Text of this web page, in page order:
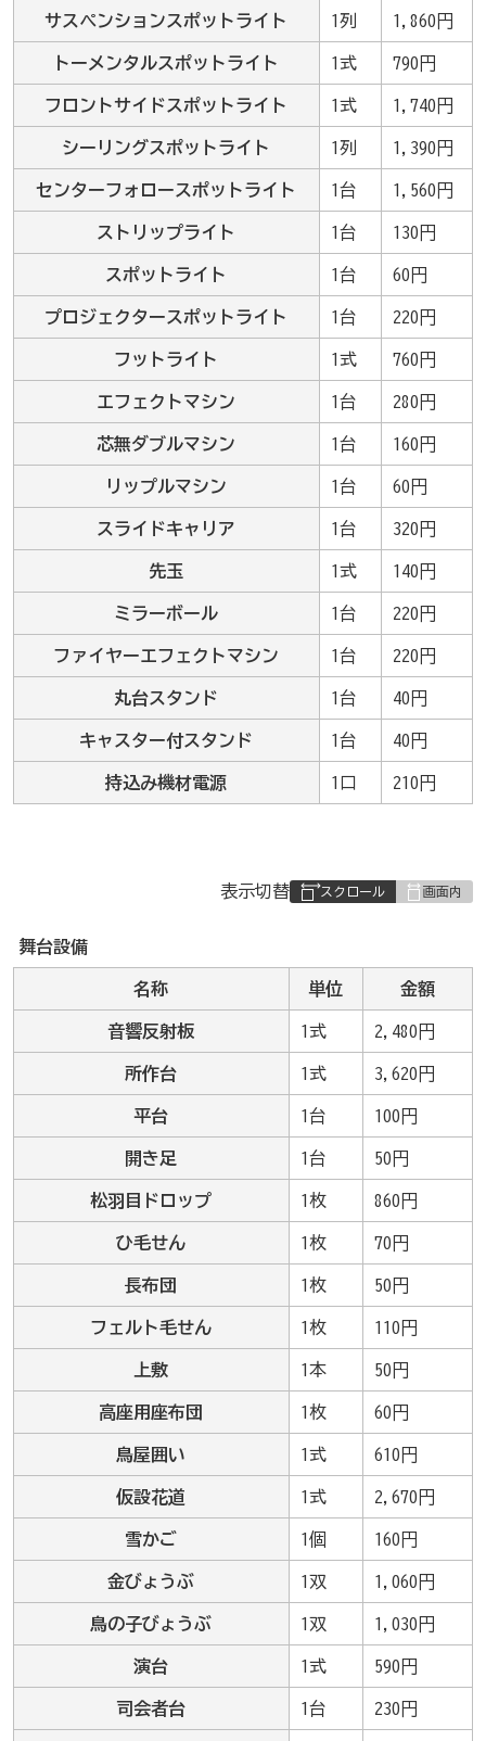
サスペンションスポットライト 1列 1,860円
トーメンタルスポットライト 1式 790円
フロントサイドスポットライト 1式 1,740円
シーリングスポットライト 1列 1,390円
センターフォロースポットライト 1台 1,560円
ストリップライト 1台 130円
スポットライト 1台 60円
プロジェクタースポットライト 1台 220円
フットライト 1式 760円
エフェクトマシン 1台 280円
芯無ダブルマシン 1台 160円
リップルマシン 1台 60円
スライドキャリア 1台 320円
先玉 1式 140円
ミラーボール 1台 220円
ファイヤーエフェクトマシン 1台 220円
丸台スタンド 1台 40円
キャスター付スタンド 1台 40円
持込み機材電源 1口 210円
表
の
表示切替
舞台設備
名称 単位 金額
音響反射板 1式 2,480円
所作台 1式 3,620円
平台 1台 100円
開き足 1台 50円
松羽目ドロップ 1枚 860円
ひ毛せん 1枚 70円
長布団 1枚 50円
フェルト毛せん 1枚 110円
上敷 1本 50円
高座用座布団 1枚 60円
鳥屋囲い 1式 610円
仮設花道 1式 2,670円
雪かご 1個 160円
金びょうぶ 1双 1,060円
鳥の子びょうぶ 1双 1,030円
演台 1式 590円
司会者台 1台 230円